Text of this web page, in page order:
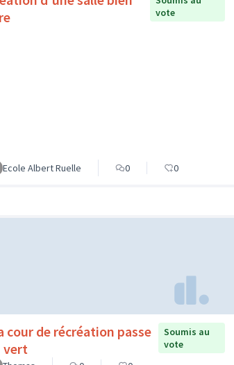
vote
Ecole Albert Ruelle 0 0
cour de récréation passe
vert
Soumis au
vote